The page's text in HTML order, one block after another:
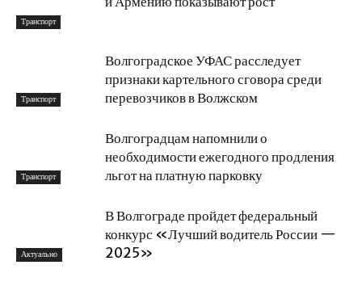
Транспорт
Транспорт
Волгоградское УФАС расследует
признаки картельного сговора среди
перевозчиков в Волжском
Транспорт
Волгоградцам напомнили о
необходимости ежегодного продления
льгот на платную парковку
Актуально
В Волгограде пройдет федеральный
конкурс «Лучший водитель России —
2025»